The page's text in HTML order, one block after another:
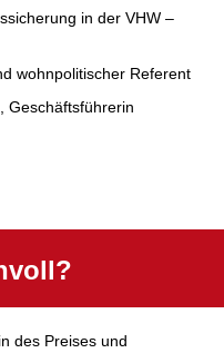
in der VHW –
wohnpolitischer Referent
Geschäftsführerin
des Preises und